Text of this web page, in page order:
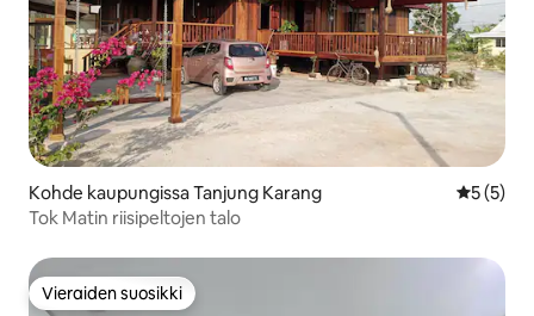
Kohde kaupungissa Tanjung Karang
5 (5)
Tok Matin riisipeltojen talo
Vieraiden suosikki
Vieraiden suosikki